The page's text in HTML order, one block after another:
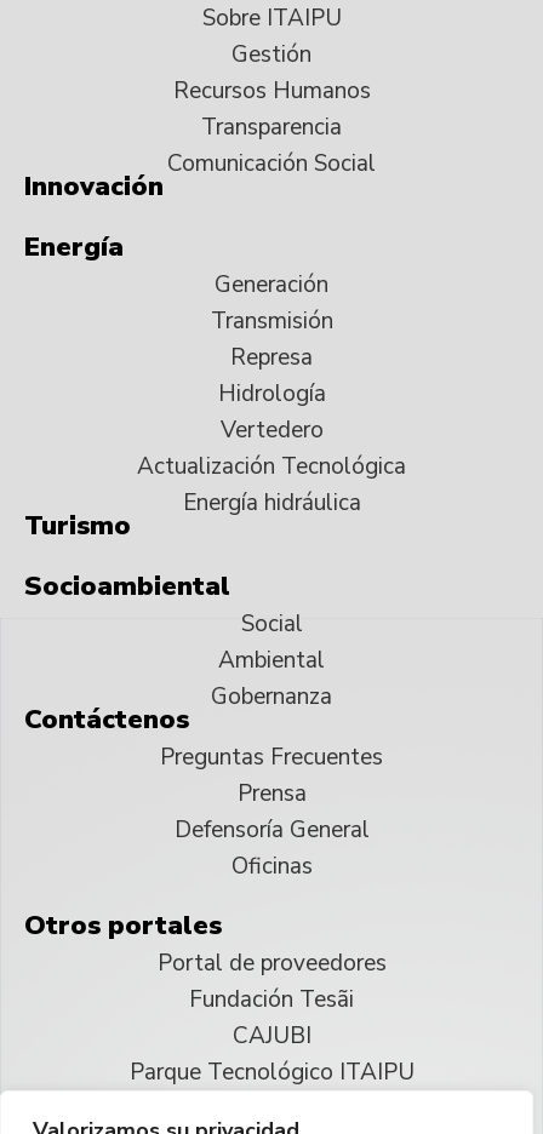
Sobre ITAIPU
Gestión
Recursos Humanos
Transparencia
Comunicación Social
Innovación
Energía
Generación
Transmisión
Represa
Hidrología
Vertedero
Actualización Tecnológica
Energía hidráulica
Turismo
Socioambiental
Social
Ambiental
Gobernanza
Contáctenos
Preguntas Frecuentes
Prensa
Defensoría General
Oficinas
Otros portales
Portal de proveedores
Fundación Tesãi
CAJUBI
Parque Tecnológico ITAIPU